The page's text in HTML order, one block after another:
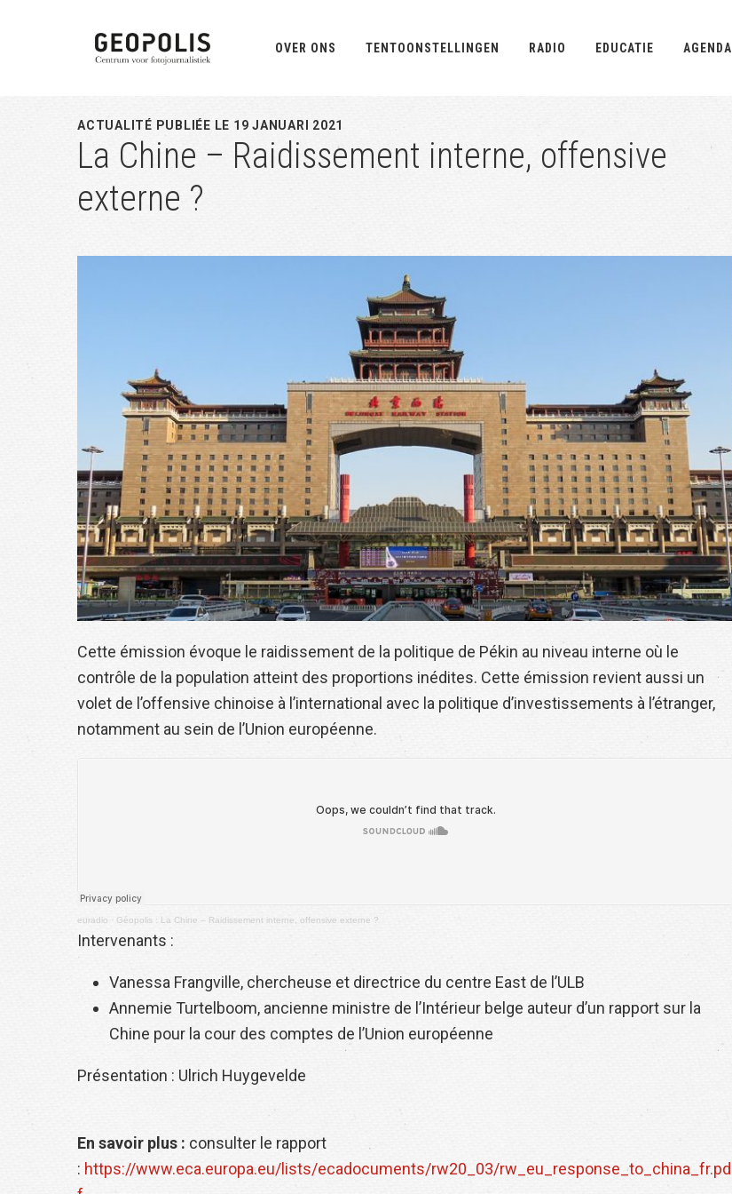
inhoud
sidebar
OVER ONS TENTOONSTELLINGEN RADIO EDUCATIE AGENDA
ACTUALITÉ PUBLIÉE LE 19 JANUARI 2021
La Chine – Raidissement interne, offensive
externe ?
Cette émission évoque le raidissement de la politique de Pékin au niveau interne où le
contrôle de la population atteint des proportions inédites. Cette émission revient aussi un
volet de l’offensive chinoise à l’international avec la politique d’investissements à l’étranger,
notamment au sein de l’Union européenne.
euradio · Géopolis : La Chine – Raidissement interne, offensive externe ?
Intervenants :
Vanessa Frangville, chercheuse et directrice du centre East de l’ULB
Annemie Turtelboom, ancienne ministre de l’Intérieur belge auteur d’un rapport sur la
Chine pour la cour des comptes de l’Union européenne
Présentation : Ulrich Huygevelde
En savoir plus : consulter le rapport
: https://www.eca.europa.eu/lists/ecadocuments/rw20_03/rw_eu_response_to_china_fr.pd